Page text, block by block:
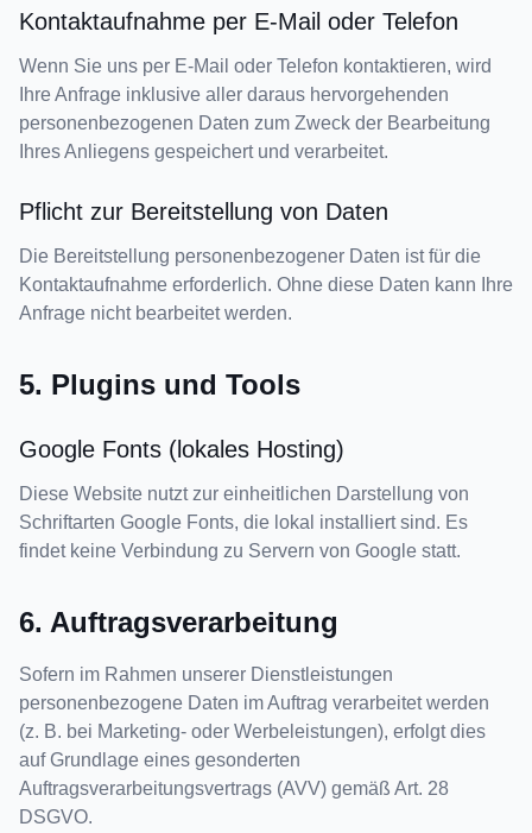
Kontaktaufnahme per E-Mail oder Telefon
Wenn Sie uns per E-Mail oder Telefon kontaktieren, wird
Ihre Anfrage inklusive aller daraus hervorgehenden
personenbezogenen Daten zum Zweck der Bearbeitung
Ihres Anliegens gespeichert und verarbeitet.
Pflicht zur Bereitstellung von Daten
Die Bereitstellung personenbezogener Daten ist für die
Kontaktaufnahme erforderlich. Ohne diese Daten kann Ihre
Anfrage nicht bearbeitet werden.
5. Plugins und Tools
Google Fonts (lokales Hosting)
Diese Website nutzt zur einheitlichen Darstellung von
Schriftarten Google Fonts, die lokal installiert sind. Es
findet keine Verbindung zu Servern von Google statt.
6. Auftragsverarbeitung
Sofern im Rahmen unserer Dienstleistungen
personenbezogene Daten im Auftrag verarbeitet werden
(z. B. bei Marketing- oder Werbeleistungen), erfolgt dies
auf Grundlage eines gesonderten
Auftragsverarbeitungsvertrags (AVV) gemäß Art. 28
DSGVO.